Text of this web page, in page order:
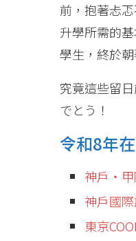
前，抱著忐
升學所需的
學生，終於
究竟這些留
でとう！
令和8年
神戶・
神戶國
東京